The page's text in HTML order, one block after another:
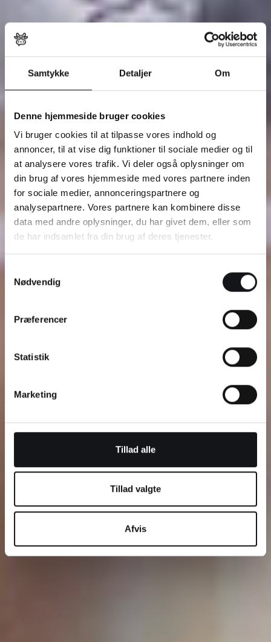
Samtykke Detaljer Om
Denne hjemmeside bruger cookies
Vi bruger cookies til at tilpasse vores indhold og
annoncer, til at vise dig funktioner til sociale medier og til
at analysere vores trafik. Vi deler også oplysninger om
din brug af vores hjemmeside med vores partnere inden
for sociale medier, annonceringspartnere og
analysepartnere. Vores partnere kan kombinere disse
data med andre oplysninger, du har givet dem, eller som
de har indsamlet fra din brug af deres tjenester.
Nødvendig
Præferencer
Statistik
Marketing
Tillad alle
Tillad valgte
Afvis